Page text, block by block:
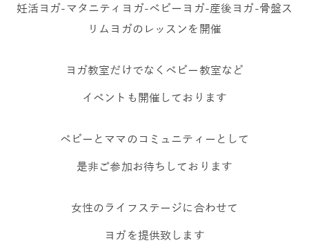
妊活ヨガ-マタニティヨガ-ベビーヨガ-産後ヨガ-骨盤ス
リムヨガのレッスンを開催
ヨガ教室だけでなくベビー教室など
イベントも開催しております
ベビーとママのコミュニティーとして
是非ご参加お待ちしております
女性のライフステージに合わせて
ヨガを提供致します